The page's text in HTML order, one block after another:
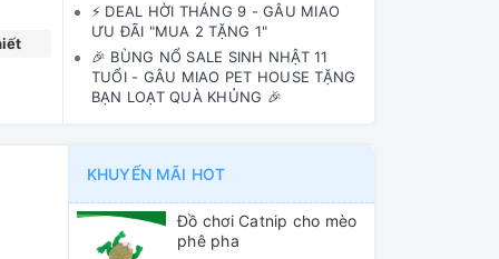
⚡️ DEAL HỜI THÁNG 9 - GÂU MIAO
ƯU ĐÃI "MUA 2 TẶNG 1"
🎉 BÙNG NỔ SALE SINH NHẬT 11
TUỔI - GÂU MIAO PET HOUSE TẶNG
BẠN LOẠT QUÀ KHỦNG 🎉
KHUYẾN MÃI HOT
Đồ chơi Catnip cho mèo
phê pha